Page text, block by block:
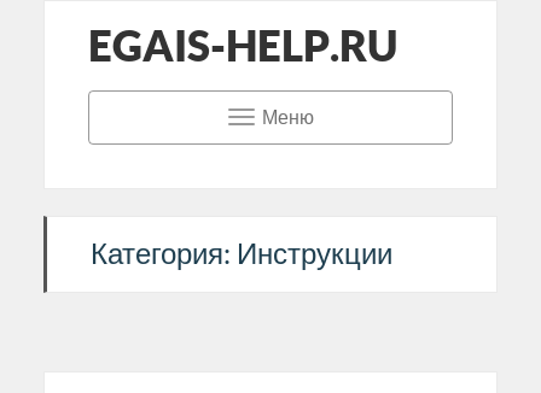
EGAIS-HELP.RU
Меню
Категория: Инструкции